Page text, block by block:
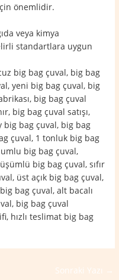
önemlidir.
veya kimya
standartlara uygun
big bag çuval, big bag
yeni big bag çuval, big
big bag çuval
big bag çuval satışı,
big bag çuval, big bag
çuval, 1 tonluk big bag
big bag çuval,
big bag çuval, sıfır
üst açık big bag çuval,
bag çuval, alt bacalı
big bag çuval
hızlı teslimat big bag
Sonraki Yazı →